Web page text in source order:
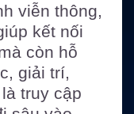
viễn thông,
kết nối
còn hỗ
giải trí,
truy cập